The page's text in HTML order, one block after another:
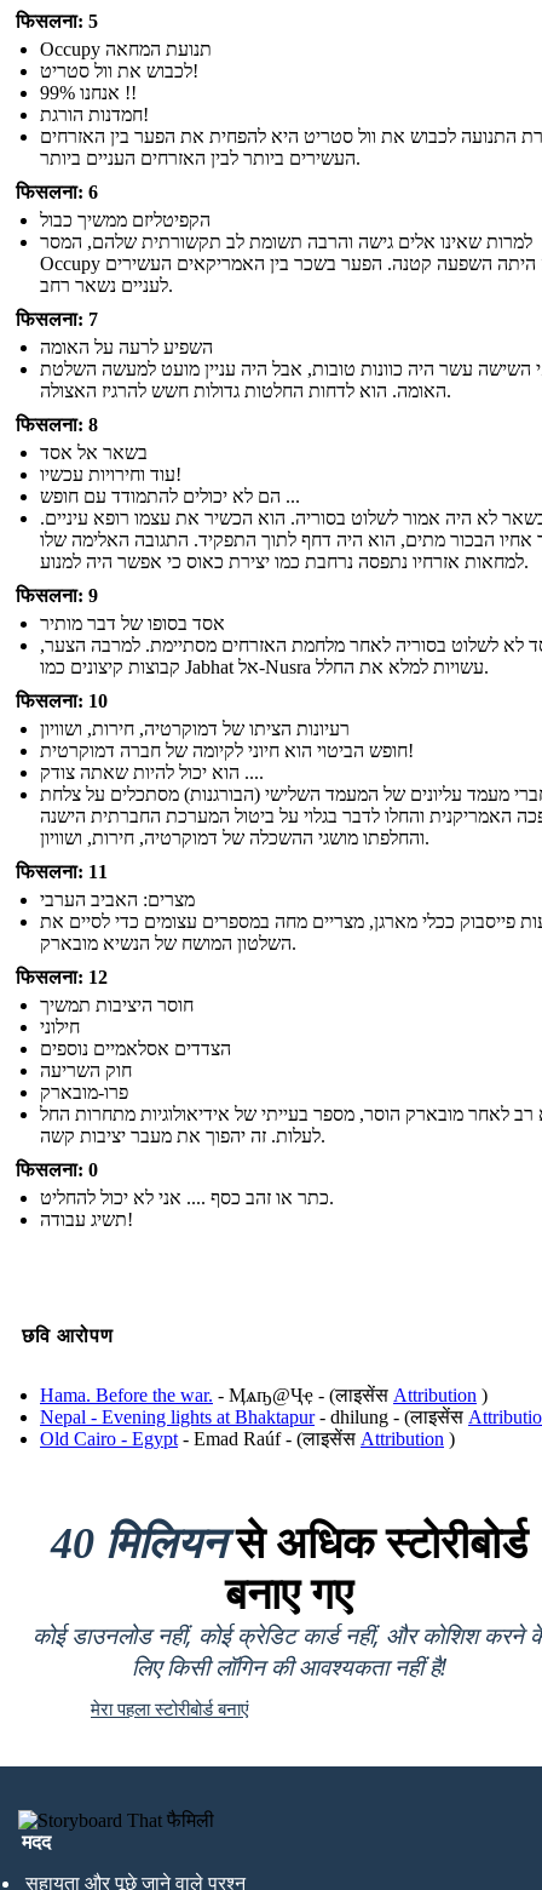
फिसलना: 5
Occupy תנועת המחאה
לכבוש את וול סטריט!
אנחנו 99% !!
חמדנות הורגת!
התנועה לכבוש את וול סטריט היא להפחית את הפער בין האזרחים
העשירים ביותר לבין האזרחים העניים ביותר.
फिसलना: 6
הקפיטליזם ממשיך כבול
למרות שאינו אלים גישה והרבה תשומת לב תקשורתית שלהם, המסר
Occupy כנראה היתה השפעה קטנה. הפער בשכר בין האמריקאים העשירים
לעניים נשאר רחב.
फिसलना: 7
השפיע לרעה על האומה
השישה עשר היה כוונות טובות, אבל היה עניין מועט למעשה השלטת
האומה. הוא לדחות החלטות גדולות חשש להרגיז האצולה.
फिसलना: 8
בשאר אל אסד
עוד וחירויות עכשיו!
הם לא יכולים להתמודד עם חופש ...
לא היה אמור לשלוט בסוריה. הוא הכשיר את עצמו רופא עיניים.
הבכור מתים, הוא היה דחף לתוך התפקיד. התגובה האלימה שלו
למחאות אזרחיו נתפסה נרחבת כמו יצירת כאוס כי אפשר היה למנוע.
फिसलना: 9
אסד בסופו של דבר מותיר
לא לשלוט בסוריה לאחר מלחמת האזרחים מסתיימת. למרבה הצער,
קבוצות קיצונים כמו Jabhat אל-Nusra עשויות למלא את החלל.
फिसलना: 10
רעיונות הציתו של דמוקרטיה, חירות, ושוויון
חופש הביטוי הוא חיוני לקיומה של חברה דמוקרטית!
הוא יכול להיות שאתה צודק ....
מעמד עליונים של המעמד השלישי (הבורגנות) מסתכלים על צלחת
האמריקנית והחלו לדבר בגלוי על ביטול המערכת החברתית הישנה
והחלפתו מושגי ההשכלה של דמוקרטיה, חירות, ושוויון.
फिसलना: 11
מצרים: האביב הערבי
פייסבוק ככלי מארגן, מצריים מחה במספרים עצומים כדי לסיים את
השלטון המושח של הנשיא מובארק.
फिसलना: 12
חוסר היציבות תמשיך
חילוני
הצדדים אסלאמיים נוספים
חוק השריעה
פרו-מובארק
רב לאחר מובארק הוסר, מספר בעייתי של אידיאולוגיות מתחרות החל
לעלות. זה יהפוך את מעבר יציבות קשה.
फिसलना: 0
כתר או זהב כסף .... אני לא יכול להחליט.
תשיג עבודה!
छवि आरोपण
Hama. Before the war. - Ӎѧҧ@Ҷҿ - (लाइसेंस Attribution )
Nepal - Evening lights at Bhaktapur- dhilung - (लाइसेंस
Old Cairo - Egypt - Emad Raúf - (लाइसेंस Attribution )
40 मिलियनसे अधिक स्टोरीबोर्ड
बनाए गए
कोई डाउनलोड नहीं, कोई क्रेडिट कार्ड नहीं, और कोशिश करने
लिए किसी लॉगिन की आवश्यकता नहीं है!
मेरा पहला स्टोरीबोर्ड बनाएं
मदद
सहायता और पूछे जाने वाले प्रश्न